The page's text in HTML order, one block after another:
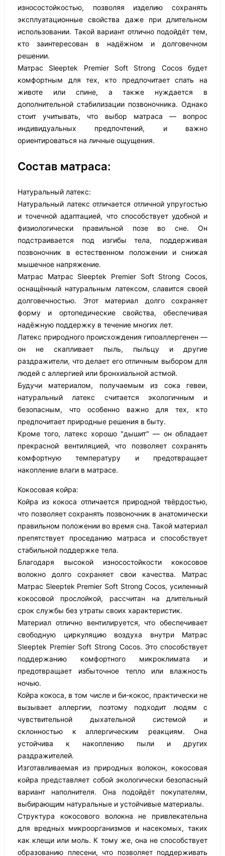
износостойкостью, позволяя изделию сохранять
эксплуатационные свойства даже при длительном
использовании. Такой вариант отлично подойдёт тем,
кто заинтересован в надёжном и долговечном
решении.
Матрас Sleeptek Premier Soft Strong Cocos будет
комфортным для тех, кто предпочитает спать на
животе или спине, а также нуждается в
дополнительной стабилизации позвоночника. Однако
стоит учитывать, что выбор матраса — вопрос
индивидуальных предпочтений, и важно
ориентироваться на личные ощущения.
Состав матраса:
Натуральный латекс:
Натуральный латекс отличается отличной упругостью
и точечной адаптацией, что способствует удобной и
физиологически правильной позе во сне. Он
подстраивается под изгибы тела, поддерживая
позвоночник в естественном положении и снижая
мышечное напряжение.
Матрас Матрас Sleeptek Premier Soft Strong Cocos,
оснащённый натуральным латексом, славится своей
долговечностью. Этот материал долго сохраняет
форму и ортопедические свойства, обеспечивая
надёжную поддержку в течение многих лет.
Латекс природного происхождения гипоаллергенен —
он не скапливает пыль, пыльцу и другие
раздражители, что делает его отличным выбором для
людей с аллергией или бронхиальной астмой.
Будучи материалом, получаемым из сока гевеи,
натуральный латекс считается экологичным и
безопасным, что особенно важно для тех, кто
предпочитает природные решения в быту.
Кроме того, латекс хорошо "дышит" — он обладает
прекрасной вентиляцией, что позволяет сохранять
комфортную температуру и предотвращает
накопление влаги в матрасе.
Кокосовая койра:
Койра из кокоса отличается природной твёрдостью,
что позволяет сохранять позвоночник в анатомически
правильном положении во время сна. Такой материал
препятствует проседанию матраса и способствует
стабильной поддержке тела.
Благодаря высокой износостойкости кокосовое
волокно долго сохраняет свои качества. Матрас
Матрас Sleeptek Premier Soft Strong Cocos, усиленный
кокосовой прослойкой, рассчитан на длительный
срок службы без утраты своих характеристик.
Материал отлично вентилируется, что обеспечивает
свободную циркуляцию воздуха внутри Матрас
Sleeptek Premier Soft Strong Cocos. Это способствует
поддержанию комфортного микроклимата и
предотвращает избыточное тепло или влажность
ночью.
Койра кокоса, в том числе и би-кокос, практически не
вызывает аллергии, поэтому подходит людям с
чувствительной дыхательной системой и
склонностью к аллергическим реакциям. Она
устойчива к накоплению пыли и других
раздражителей.
Изготавливаемая из природных волокон, кокосовая
койра представляет собой экологически безопасный
вариант наполнителя. Она подойдёт покупателям,
выбирающим натуральные и устойчивые материалы.
Структура кокосового волокна не привлекательна
для вредных микроорганизмов и насекомых, таких
как клещи или моль. К тому же, она не способствует
образованию плесени, что позволяет поддерживать